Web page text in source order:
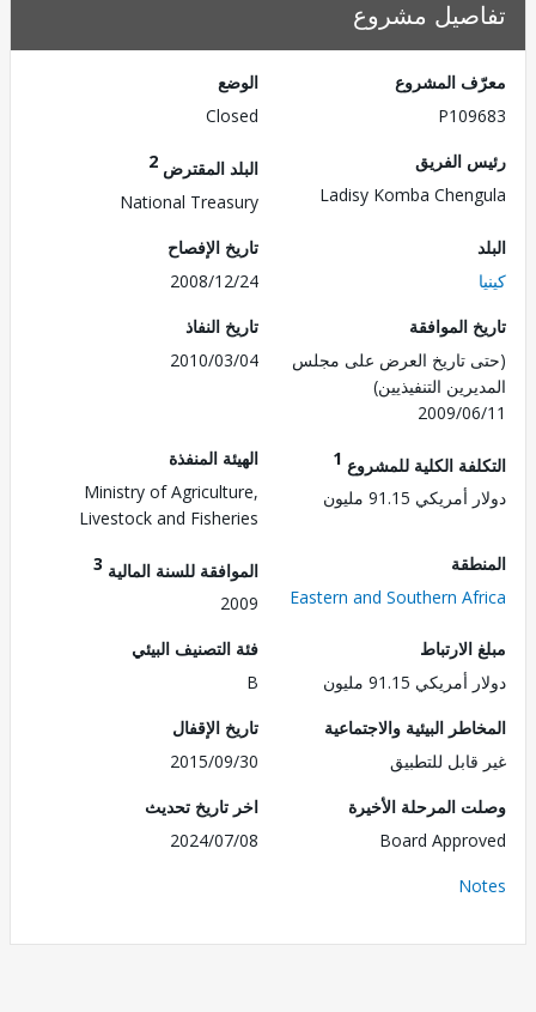
مشروع
المشروع
الفريق
Ladisy Komba
البلد المقترض
National Treasury
تاريخ الإفصاح
2008/12/24
الموافقة
تاريخ العرض على مجلس
التنفيذيين)
2009/
تاريخ النفاذ
2010/03/04
الكلية للمشروع1
91.15 مليون
الهيئة المنفذة
Ministry of Agriculture,
Livestock and Fisheries
Eastern and Southern
الموافقة للسنة المالية3
2009
91.15 مليون
فئة التصنيف البيئي
البيئية والاجتماعية
للتطبيق
تاريخ الإقفال
2015/09/30
المرحلة الأخيرة
Board
اخر تاريخ تحديث
2024/07/08